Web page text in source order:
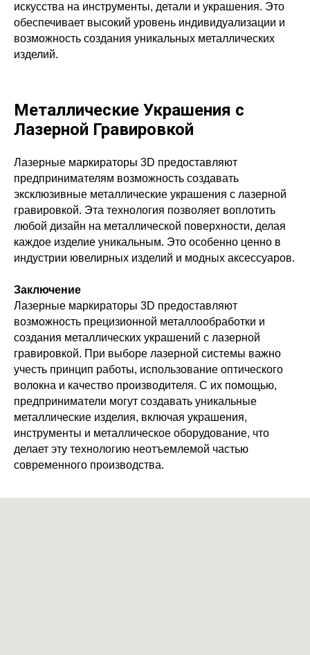
искусства на инструменты, детали и украшения. Это
обеспечивает высокий уровень индивидуализации и
возможность создания уникальных металлических
изделий.
Металлические Украшения с
Лазерной Гравировкой
Лазерные маркираторы 3D предоставляют
предпринимателям возможность создавать
эксклюзивные металлические украшения с лазерной
гравировкой. Эта технология позволяет воплотить
любой дизайн на металлической поверхности, делая
каждое изделие уникальным. Это особенно ценно в
индустрии ювелирных изделий и модных аксессуаров.
Заключение
Лазерные маркираторы 3D предоставляют
возможность прецизионной металлообработки и
создания металлических украшений с лазерной
гравировкой. При выборе лазерной системы важно
учесть принцип работы, использование оптического
волокна и качество производителя. С их помощью,
предприниматели могут создавать уникальные
металлические изделия, включая украшения,
инструменты и металлическое оборудование, что
делает эту технологию неотъемлемой частью
современного производства.